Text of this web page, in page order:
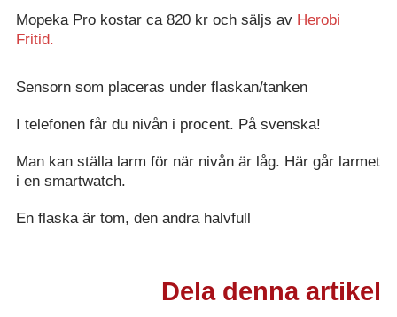
Mopeka Pro kostar ca 820 kr och säljs av Herobi
Fritid.
Sensorn som placeras under flaskan/tanken
I telefonen får du nivån i procent. På svenska!
Man kan ställa larm för när nivån är låg. Här går larmet
i en smartwatch.
En flaska är tom, den andra halvfull
Dela denna artikel